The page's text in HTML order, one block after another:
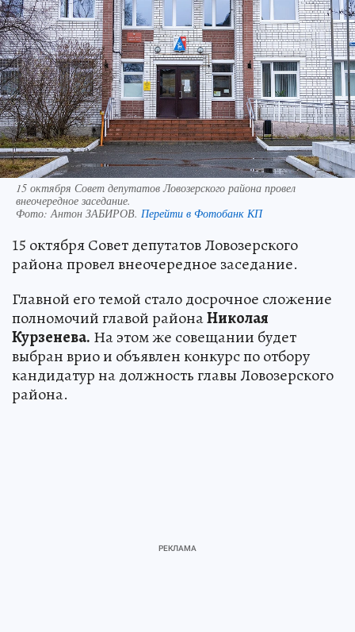
15 октября Совет депутатов Ловозерского района провел
внеочередное заседание.
Фото:Антон ЗАБИРОВ. Перейти в Фотобанк КП
15 октября Совет депутатов Ловозерского
района провел внеочередное заседание.
Главной его темой стало досрочное сложение
полномочий главой районаНиколая
Курзенева. На этом же совещании будет
выбран врио и объявлен конкурс по отбору
кандидатур на должность главы Ловозерского
района.